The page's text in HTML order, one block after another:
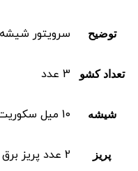
توضیح سرویتور
تعداد کشو 3 عدد
شیشه 10 میل سکوریت شده
پریز 2 عدد پریز برق